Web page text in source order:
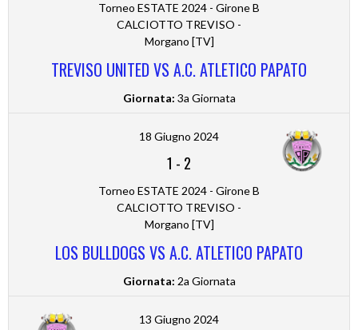
Torneo ESTATE 2024 - Girone B
CALCIOTTO TREVISO -
Morgano [TV]
TREVISO UNITED VS A.C. ATLETICO PAPATO
Giornata: 3a Giornata
18 Giugno 2024
1 - 2
Torneo ESTATE 2024 - Girone B
CALCIOTTO TREVISO -
Morgano [TV]
LOS BULLDOGS VS A.C. ATLETICO PAPATO
Giornata: 2a Giornata
13 Giugno 2024